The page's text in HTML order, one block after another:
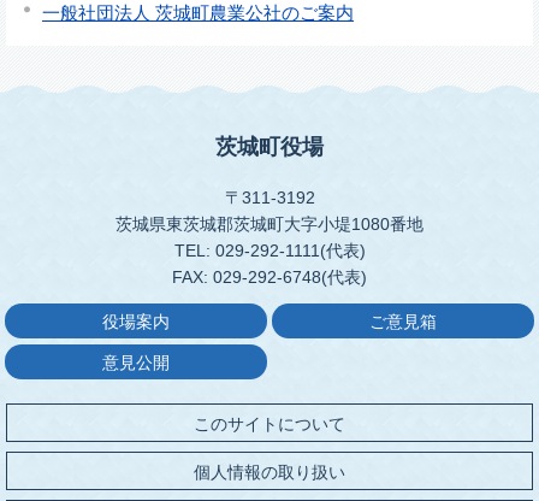
一般社団法人 茨城町農業公社のご案内
茨城町役場
〒311-3192
茨城県東茨城郡茨城町大字小堤1080番地
TEL: 029-292-1111(代表)
FAX: 029-292-6748(代表)
役場案内 ご意見箱
意見公開
このサイトについて
個人情報の取り扱い